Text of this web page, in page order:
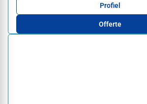
Profiel
Offerte